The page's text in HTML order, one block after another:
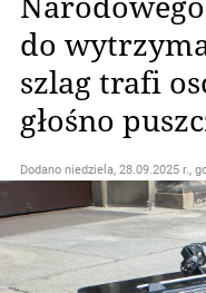
do
szlag trafi
głośno
Dodano niedziela, 28.09.2025 r.,